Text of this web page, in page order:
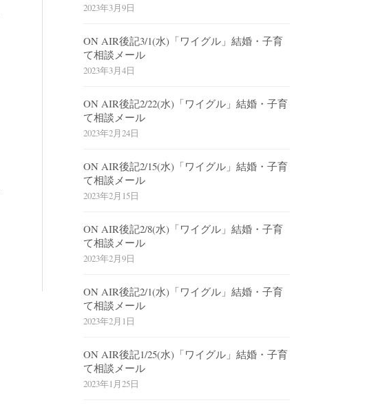
2023年3月9日
ON AIR後記3/1(水)「ワイグル」結婚・子育
て相談メール
2023年3月4日
ON AIR後記2/22(水)「ワイグル」結婚・子育
て相談メール
2023年2月24日
ON AIR後記2/15(水)「ワイグル」結婚・子育
て相談メール
2023年2月15日
ON AIR後記2/8(水)「ワイグル」結婚・子育
て相談メール
2023年2月9日
ON AIR後記2/1(水)「ワイグル」結婚・子育
て相談メール
2023年2月1日
ON AIR後記1/25(水)「ワイグル」結婚・子育
て相談メール
2023年1月25日